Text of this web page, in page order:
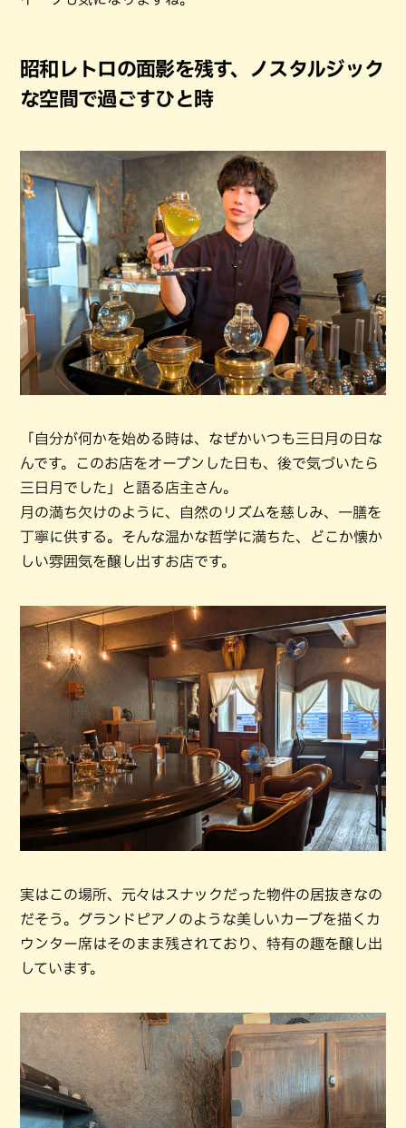
昭和レトロの面影を残す、ノスタルジック
な空間で過ごすひと時
「自分が何かを始める時は、なぜかいつも三日月の日な
んです。このお店をオープンした日も、後で気づいたら
三日月でした」と語る店主さん。
月の満ち欠けのように、自然のリズムを慈しみ、一膳を
丁寧に供する。そんな温かな哲学に満ちた、どこか懐か
しい雰囲気を醸し出すお店です。
実はこの場所、元々はスナックだった物件の居抜きなの
だそう。グランドピアノのような美しいカーブを描くカ
ウンター席はそのまま残されており、特有の趣を醸し出
しています。